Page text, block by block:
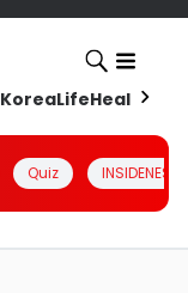
KoreaLifeHealth
Quiz INSIDENESIA